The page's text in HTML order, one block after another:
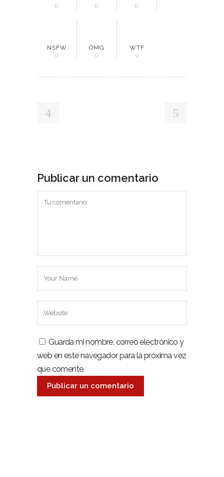
0
0
0
NSFW
0
OMG
0
WTF
0
Publicar un comentario
Guarda mi nombre, correo electrónico y
web en este navegador para la próxima vez
que comente.